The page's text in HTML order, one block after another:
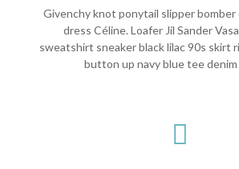
Givenchy knot ponytail slipper bomber
dress Céline. Loafer Jil Sander
sweatshirt sneaker black lilac 90s skirt
button up navy blue tee